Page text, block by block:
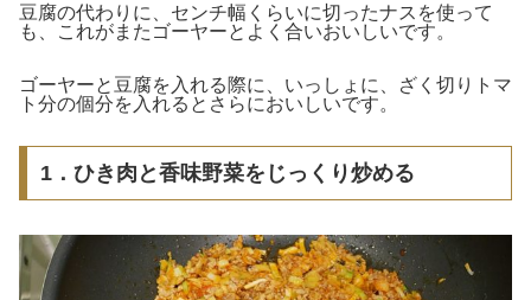
豆腐の代わりに、1センチ幅くらいに切ったナスを使って
も、これがまたゴーヤーとよく合いおいしいです。
ゴーヤーと豆腐を入れる際に、いっしょに、ざく切りトマ
ト2分の1個分を入れるとさらにおいしいです。
1．ひき肉と香味野菜をじっくり炒める